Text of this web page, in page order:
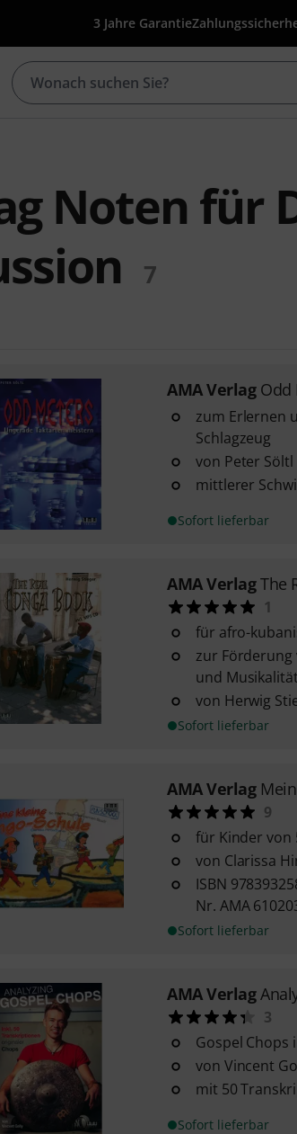
3 Jahre Garantie
Noten für
7
AMA Verlag Odd
zum Erlernen
Schlagzeug
von Peter Söltl
mittlerer
Sofort lieferbar
AMA VerlagThe
1
für afro-
zur Förderung
und Musikalität
von Herwig
Sofort lieferbar
AMA Verlag
9
für Kinder von
von Clarissa
ISBN
Nr. AMA
Sofort lieferbar
AMA Verlag
3
Gospel Chops
von Vincent
mit 50
Sofort lieferbar